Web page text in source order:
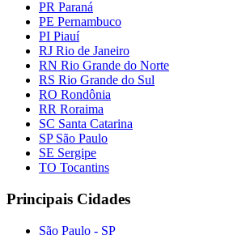
PR Paraná
PE Pernambuco
PI Piauí
RJ Rio de Janeiro
RN Rio Grande do Norte
RS Rio Grande do Sul
RO Rondônia
RR Roraima
SC Santa Catarina
SP São Paulo
SE Sergipe
TO Tocantins
Principais Cidades
São Paulo - SP